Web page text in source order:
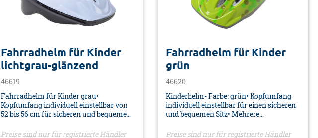
Fahrradhelm für Kinder
lichtgrau-glänzend
46619
Fahrradhelm für Kinder grau•
Kopfumfang individuell einstellbar von
52 bis 56 cm für sicheren und bequemen
optimale Luftzirkulation und Kühlung•
Preise sind nur für registrierte Händler
Fahrradhelm für Kinder
grün
46620
Kinderhelm- Farbe: grün• Kopfumfang
individuell einstellbar für einen sicheren
und bequemen Sitz• Mehrere
Luftzirkulation und Kühlung•
Preise sind nur für registrierte Händler